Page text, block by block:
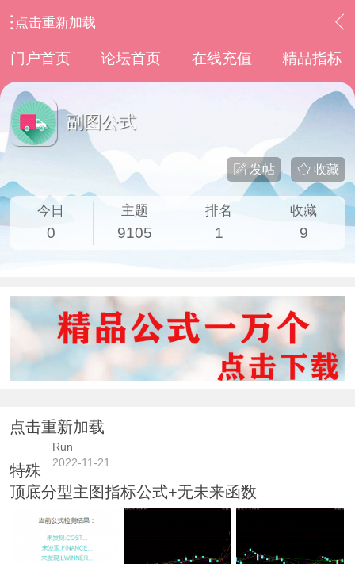
点击重新加载
门户首页 论坛首页 在线充值 精品指标
副图公式
收藏
发帖
今日
0
主题
9105
排名
1
收藏
9
点击重新加载
Run
2022-11-21
特殊
顶底分型主图指标公式+无未来函数